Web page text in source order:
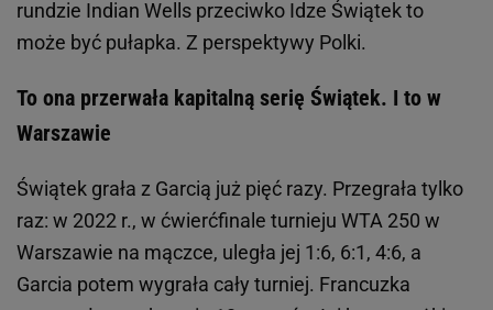
rundzie Indian Wells przeciwko Idze Świątek to
może być pułapka. Z perspektywy Polki.
To ona przerwała kapitalną serię Świątek. I to w
Warszawie
Świątek grała z Garcią już pięć razy. Przegrała tylko
raz: w 2022 r., w ćwierćfinale turnieju WTA 250 w
Warszawie na mączce, uległa jej 1:6, 6:1, 4:6, a
Garcia potem wygrała cały turniej. Francuzka